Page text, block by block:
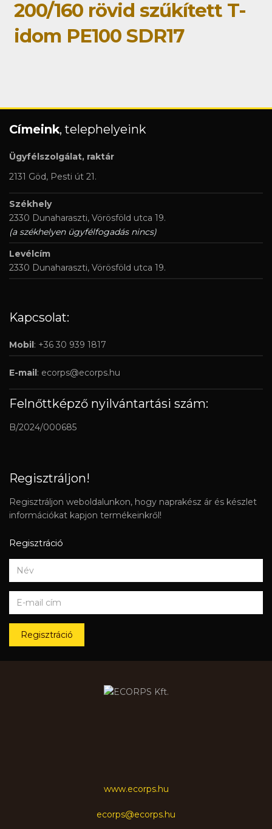
200/160 rövid szűkített T-
idom PE100 SDR17
Címeink, telephelyeink
Ügyfélszolgálat, raktár
2131 Göd, Pesti út 21.
Székhely
2330 Dunaharaszti, Vörösföld utca 19.
(a székhelyen ügyfélfogadás nincs)
Levélcím
2330 Dunaharaszti, Vörösföld utca 19.
Kapcsolat:
Mobil : +36 30 939 1817
E-mail : ecorps@ecorps.hu
Felnőttképző nyilvántartási szám:
B/2024/000685
Regisztráljon!
Regisztráljon weboldalunkon, hogy naprakész ár és készlet
információkat kapjon termékeinkről!
Regisztráció
Regisztráció
www.ecorps.hu
ecorps@ecorps.hu